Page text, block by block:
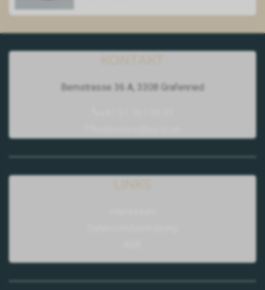
Bernstrasse 36 A, 3308 Grafenried